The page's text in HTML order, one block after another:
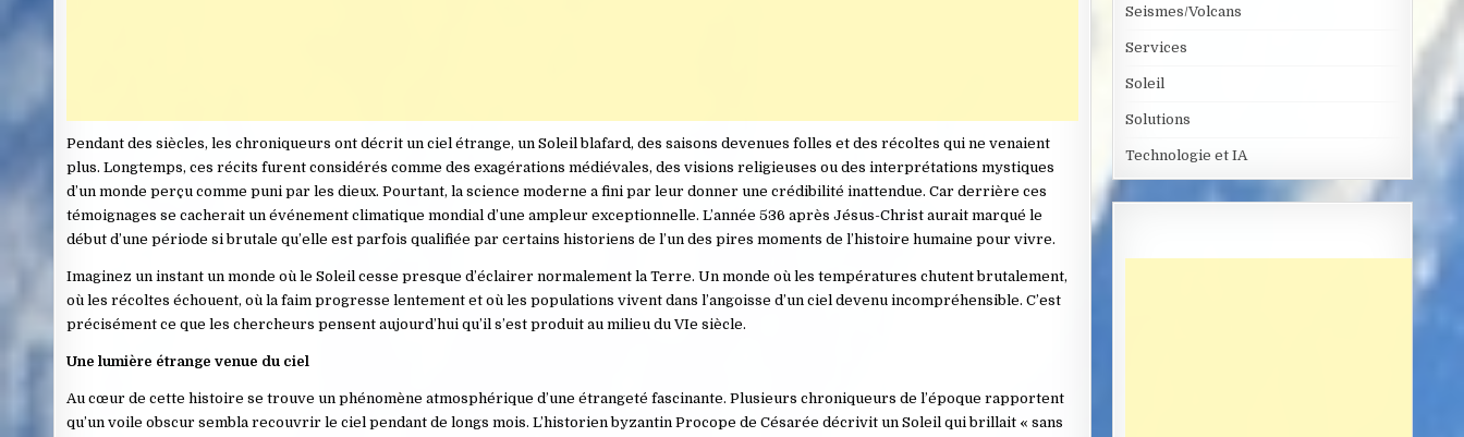
Pendant des siècles, les chroniqueurs ont décrit un ciel étrange, un Soleil blafard, des saisons devenues folles et des récoltes qui ne venaient
plus. Longtemps, ces récits furent considérés comme des exagérations médiévales, des visions religieuses ou des interprétations mystiques
d’un monde perçu comme puni par les dieux. Pourtant, la science moderne a fini par leur donner une crédibilité inattendue. Car derrière ces
témoignages se cacherait un événement climatique mondial d’une ampleur exceptionnelle. L’année 536 après Jésus-Christ aurait marqué le
début d’une période si brutale qu’elle est parfois qualifiée par certains historiens de l’un des pires moments de l’histoire humaine pour vivre.
Imaginez un instant un monde où le Soleil cesse presque d’éclairer normalement la Terre. Un monde où les températures chutent brutalement,
où les récoltes échouent, où la faim progresse lentement et où les populations vivent dans l’angoisse d’un ciel devenu incompréhensible. C’est
précisément ce que les chercheurs pensent aujourd’hui qu’il s’est produit au milieu du VIe siècle.
Une lumière étrange venue du ciel
Au cœur de cette histoire se trouve un phénomène atmosphérique d’une étrangeté fascinante. Plusieurs chroniqueurs de l’époque rapportent
qu’un voile obscur sembla recouvrir le ciel pendant de longs mois. L’historien byzantin Procope de Césarée décrivit un Soleil qui brillait « sans
Seismes/Volcans
Services
Soleil
Solutions
Technologie et IA